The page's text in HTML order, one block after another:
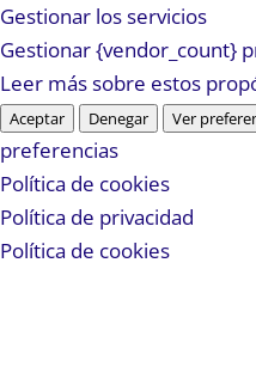
Gestionar los servicios
Gestionar {vendor_count}
Leer más sobre estos
Aceptar Denegar Ver
preferencias
Política de cookies
Política de privacidad
Política de cookies